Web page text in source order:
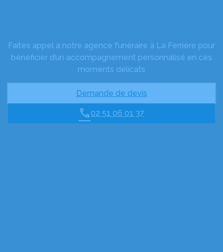
Faites appel à notre agence funéraire à La Ferrière pour
bénéficier d’un accompagnement personnalisé en ces
moments délicats
Demande de devis
02 51 06 01 37